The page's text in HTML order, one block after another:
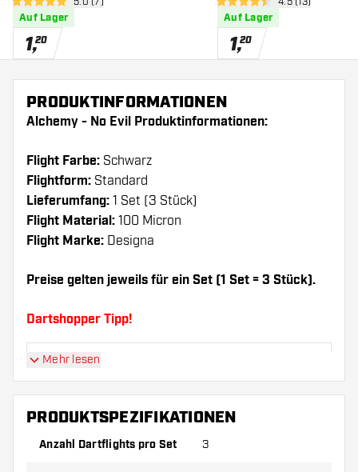
Bewertungsbereich öffnen
5 Bewertungssterne
Auf Lager
1,20
4.5 Bewertungssterne
Auf Lager
1,20
PRODUKTINFORMATIONEN
Alchemy - No Evil Produktinformationen:
Flight Farbe: Schwarz
Flightform: Standard
Lieferumfang: 1 Set (3 Stück)
Flight Material: 100 Micron
Flight Marke: Designa
Preise gelten jeweils für ein Set (1 Set = 3 Stück).
Dartshopper Tipp!
Sorgen Sie für genügend Ersatz Flights und
Shafts. Diese können sich durch Gebrauch
Probieren Sie eine andere Form, ein anderes
Mehr lesen
PRODUKTSPEZIFIKATIONEN
Anzahl Dartflights pro Set 3